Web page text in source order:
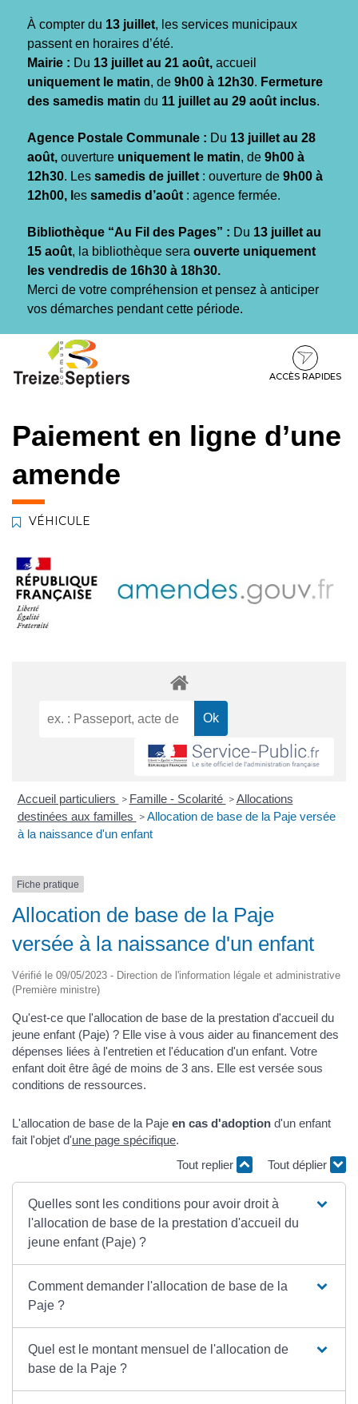
À compter du 13 juillet, les services municipaux
passent en horaires d’été.
Mairie : Du 13 juillet au 21 août, accueil
uniquement le matin, de 9h00 à 12h30. Fermeture
des samedis matin du 11 juillet au 29 août inclus.
Agence Postale Communale : Du 13 juillet au 28
août, ouverture uniquement le matin, de 9h00 à
12h30. Les samedis de juillet : ouverture de 9h00 à
12h00, l es samedis d’août : agence fermée.
Bibliothèque “Au Fil des Pages” : Du 13 juillet au
15 août, la bibliothèque sera ouverte uniquement
les vendredis de 16h30 à 18h30.
Merci de votre compréhension et pensez à anticiper
vos démarches pendant cette période.
contenu
pied
ACCÈS RAPIDES
Paiement en ligne d’une
amende
VÉHICULE
Accueil particuliers > Famille - Scolarité > Allocations
destinées aux familles > Allocation de base de la Paje versée
à la naissance d'un enfant
Fiche pratique
Allocation de base de la Paje
versée à la naissance d'un enfant
Vérifié le 09/05/2023 - Direction de l'information légale et administrative
(Première ministre)
Qu'est-ce que l'allocation de base de la prestation d'accueil du
jeune enfant (Paje) ? Elle vise à vous aider au financement des
dépenses liées à l'entretien et l'éducation d'un enfant. Votre
enfant doit être âgé de moins de 3 ans. Elle est versée sous
conditions de ressources.
L'allocation de base de la Paje en cas d'adoption d'un enfant
fait l'objet d'une page spécifique.
Tout replier
Tout déplier
Quelles sont les conditions pour avoir droit à
l'allocation de base de la prestation d'accueil du
jeune enfant (Paje) ?
Comment demander l'allocation de base de la
Paje ?
Quel est le montant mensuel de l'allocation de
base de la Paje ?